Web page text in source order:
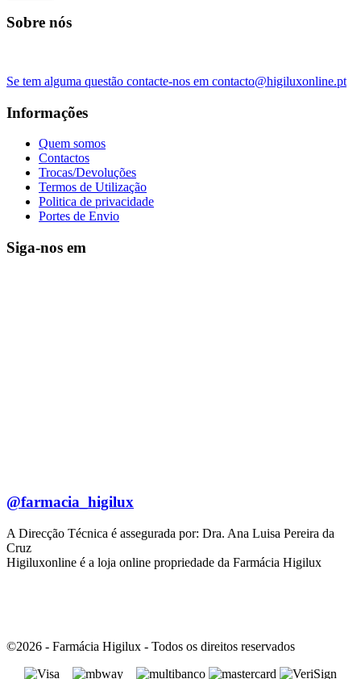
Sobre nós
Se tem alguma questão contacte-nos em contacto@higiluxonline.pt
Informações
Quem somos
Contactos
Trocas/Devoluções
Termos de Utilização
Politica de privacidade
Portes de Envio
Siga-nos em
@farmacia_higilux
A Direcção Técnica é assegurada por: Dra. Ana Luisa Pereira da
Cruz
Higiluxonline é a loja online propriedade da Farmácia Higilux
©2026 - Farmácia Higilux - Todos os direitos reservados